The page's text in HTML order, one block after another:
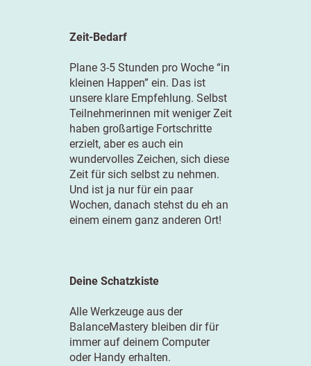
Zeit-Bedarf
Plane 3-5 Stunden pro Woche “in
kleinen Happen” ein. Das ist
unsere klare Empfehlung. Selbst
Teilnehmerinnen mit weniger Zeit
haben großartige Fortschritte
erzielt, aber es auch ein
wundervolles Zeichen, sich diese
Zeit für sich selbst zu nehmen.
Und ist ja nur für ein paar
Wochen, danach stehst du eh an
einem einem ganz anderen Ort!
Deine Schatzkiste
Alle Werkzeuge aus der
BalanceMastery bleiben dir für
immer auf deinem Computer
oder Handy erhalten.